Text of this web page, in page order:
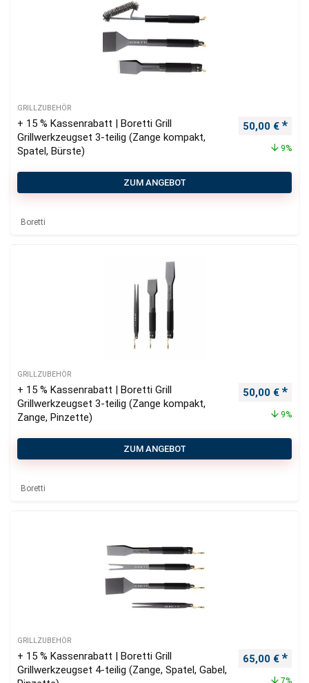
GRILLZUBEHÖR
+ 15 % Kassenrabatt | Boretti Grill
Grillwerkzeugset 3-teilig (Zange kompakt,
Spatel, Bürste)
50,00 €
9%
ZUM ANGEBOT
Boretti
GRILLZUBEHÖR
+ 15 % Kassenrabatt | Boretti Grill
Grillwerkzeugset 3-teilig (Zange kompakt,
Zange, Pinzette)
50,00 €
9%
ZUM ANGEBOT
Boretti
GRILLZUBEHÖR
+ 15 % Kassenrabatt | Boretti Grill
Grillwerkzeugset 4-teilig (Zange, Spatel, Gabel,
65,00 €
7%